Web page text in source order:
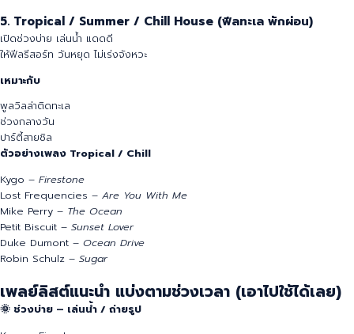
Tilly Birds –คิด(แต่ไม่)ถึง
กระแต –สะบัด(สายแดนซ์)
DJ.คิว –แดนซ์ยับ Remix
5. Tropical / Summer / Chill House (ฟีลทะเล พักผ่อน)
เปิดช่วงบ่าย เล่นน้ำ แดดดี
ให้ฟีลรีสอร์ท วันหยุด ไม่เร่งจังหวะ
เหมาะกับ
ช่วงกลางวัน
ปาร์ตี้สายชิล
ตัวอย่างเพลง Tropical / Chill
Kygo –Firestone
Lost Frequencies –Are You With Me
Petit Biscuit –Sunset Lover
Duke Dumont –Ocean Drive